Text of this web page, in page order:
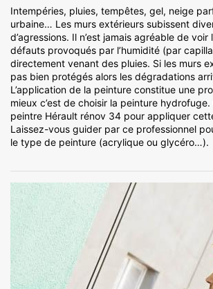
Intempéries, pluies, tempêtes, gel, neige
urbaine… Les murs extérieurs subissent
d’agressions. Il n’est jamais agréable de
défauts provoqués par l’humidité (par
directement venant des pluies. Si les murs
pas bien protégés alors les dégradations
L’application de la peinture constitue une
mieux c’est de choisir la peinture
peintre Hérault rénov 34 pour appliquer
Laissez-vous guider par ce professionnel
le type de peinture (acrylique ou glycéro…).